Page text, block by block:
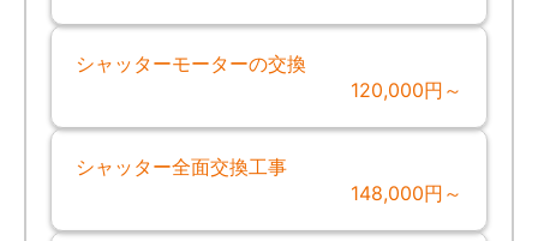
シャッターモーターの交換
120,000円～
シャッター全面交換工事
148,000円～